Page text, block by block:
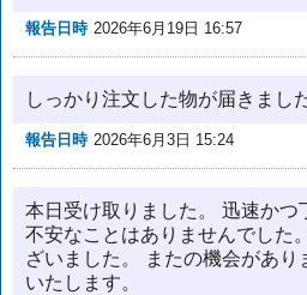
報告日時 2026年6月19日 16:57
しっかり注文した物が届きまし
報告日時 2026年6月3日 15:24
本日受け取りました。 迅速かつ
不安なことはありませんでした
ざいました。 またの機会があ
いたします。